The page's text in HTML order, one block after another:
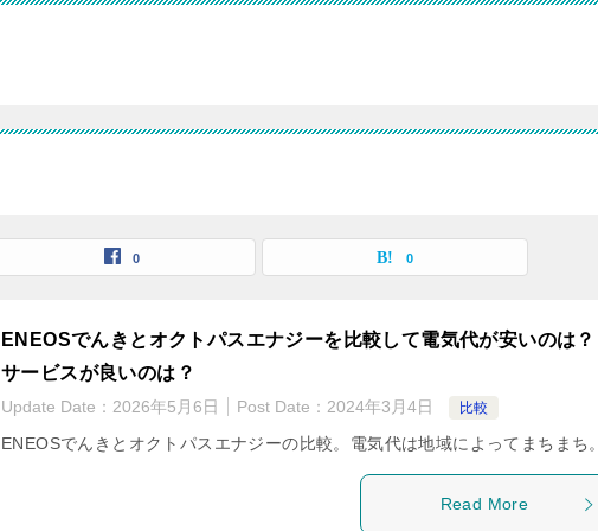
0 0
ENEOSでんきとオクトパスエナジーを比較して電気代が安いのは？
サービスが良いのは？
Update Date： 2026年5月6日 Post Date： 2024年3月4日 比較
ENEOSでんきとオクトパスエナジーの比較。電気代は地域によってまちまち。
Read More